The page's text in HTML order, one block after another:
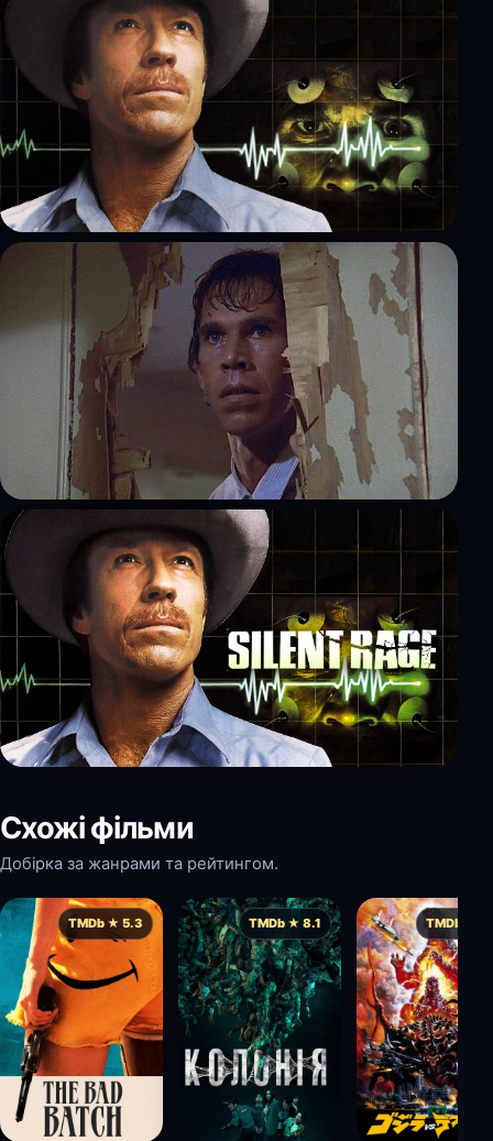
Схожі фільми
Добірка за жанрами та рейтингом.
TMDb ★ 5.3 TMDb ★ 8.1 TMDb ★